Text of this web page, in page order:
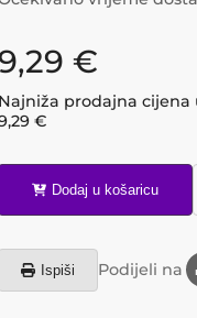
€
Najniža prodajna
€
Dodaj u košaricu
Ispiši Podijeli na